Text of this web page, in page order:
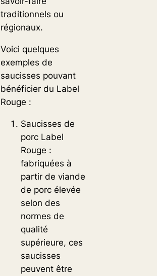
traditionnels ou
régionaux.
Voici quelques
exemples de
saucisses pouvant
bénéficier du Label
Rouge :
Saucisses de
porc Label
Rouge :
fabriquées à
partir de viande
de porc élevée
selon des
normes de
qualité
supérieure, ces
saucisses
peuvent être